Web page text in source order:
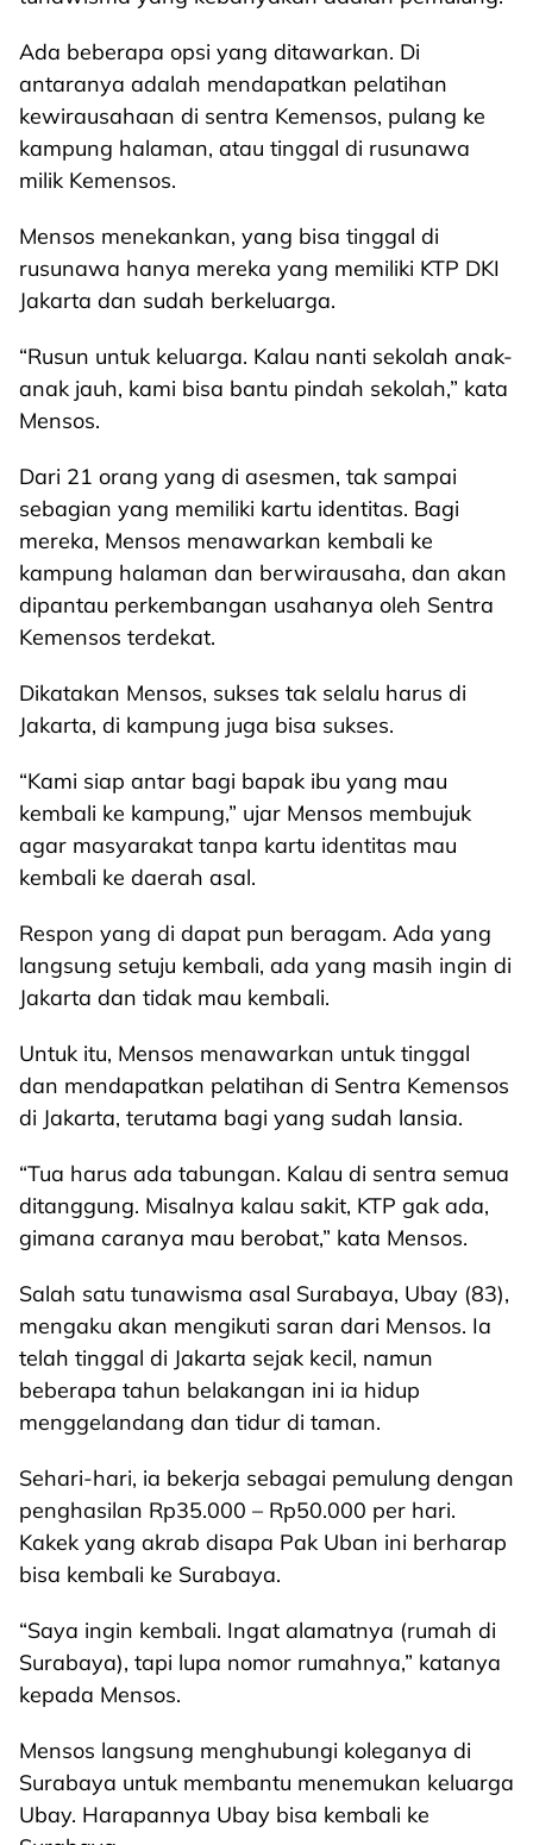
Ada beberapa opsi yang ditawarkan. Di
antaranya adalah mendapatkan pelatihan
kewirausahaan di sentra Kemensos, pulang ke
kampung halaman, atau tinggal di rusunawa
milik Kemensos.
Mensos menekankan, yang bisa tinggal di
rusunawa hanya mereka yang memiliki KTP DKI
Jakarta dan sudah berkeluarga.
“Rusun untuk keluarga. Kalau nanti sekolah anak-
anak jauh, kami bisa bantu pindah sekolah,” kata
Mensos.
Dari 21 orang yang di asesmen, tak sampai
sebagian yang memiliki kartu identitas. Bagi
mereka, Mensos menawarkan kembali ke
kampung halaman dan berwirausaha, dan akan
dipantau perkembangan usahanya oleh Sentra
Kemensos terdekat.
Dikatakan Mensos, sukses tak selalu harus di
Jakarta, di kampung juga bisa sukses.
“Kami siap antar bagi bapak ibu yang mau
kembali ke kampung,” ujar Mensos membujuk
agar masyarakat tanpa kartu identitas mau
kembali ke daerah asal.
Respon yang di dapat pun beragam. Ada yang
langsung setuju kembali, ada yang masih ingin di
Jakarta dan tidak mau kembali.
Untuk itu, Mensos menawarkan untuk tinggal
dan mendapatkan pelatihan di Sentra Kemensos
di Jakarta, terutama bagi yang sudah lansia.
“Tua harus ada tabungan. Kalau di sentra semua
ditanggung. Misalnya kalau sakit, KTP gak ada,
gimana caranya mau berobat,” kata Mensos.
Salah satu tunawisma asal Surabaya, Ubay (83),
mengaku akan mengikuti saran dari Mensos. Ia
telah tinggal di Jakarta sejak kecil, namun
beberapa tahun belakangan ini ia hidup
menggelandang dan tidur di taman.
Sehari-hari, ia bekerja sebagai pemulung dengan
penghasilan Rp35.000 – Rp50.000 per hari.
Kakek yang akrab disapa Pak Uban ini berharap
bisa kembali ke Surabaya.
“Saya ingin kembali. Ingat alamatnya (rumah di
Surabaya), tapi lupa nomor rumahnya,” katanya
kepada Mensos.
Mensos langsung menghubungi koleganya di
Surabaya untuk membantu menemukan keluarga
Ubay. Harapannya Ubay bisa kembali ke